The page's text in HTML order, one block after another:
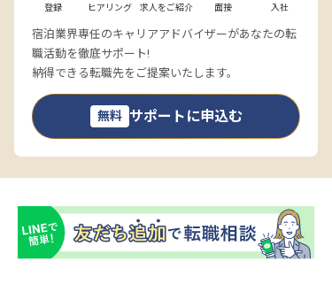
登録
ヒアリング
求人をご紹介
面接
入社
宿泊業界専任のキャリアアドバイザーがあなたの転
職活動を徹底サポート!
納得できる転職先をご提案いたします。
無料 サポートに申込む